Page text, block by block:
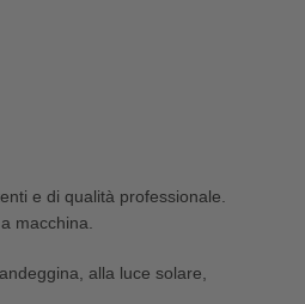
e di qualità professionale.
macchina.
alla luce solare,